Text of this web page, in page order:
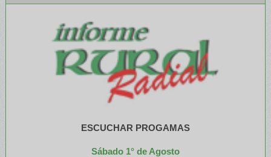
ESCUCHAR PROGAMAS
Sábado 1° de Agosto